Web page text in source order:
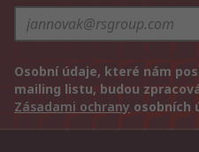
Osobní údaje, které nám
mailing listu, budou
Zásadami ochrany osobních